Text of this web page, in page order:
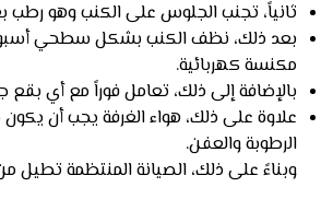
ثانياً، تجنب الجلوس على الكنب وهو رطب
بعد ذلك، نظف الكنب بشكل سطحي
مكنسة كهربائية.
بالإضافة إلى ذلك، تعامل فوراً مع أي
علاوة على ذلك، هواء الغرفة يجب أن يكون
الرطوبة والعفن.
وبناءً على ذلك، الصيانة المنتظمة تطيل